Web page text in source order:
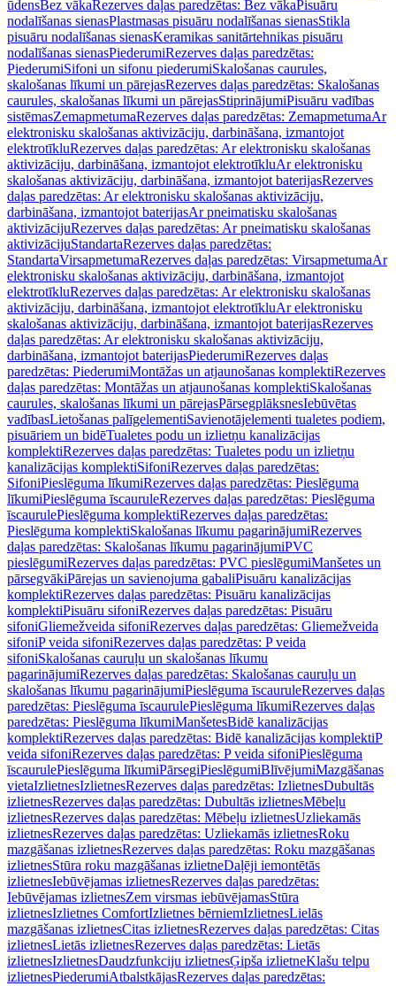
ūdensBez vākaRezerves daļas paredzētas: Bez vākaPisuāru
nodalīšanas sienasPlastmasas pisuāru nodalīšanas sienasStikla
pisuāru nodalīšanas sienasKeramikas sanitārtehnikas pisuāru
nodalīšanas sienasPiederumiRezerves daļas paredzētas:
PiederumiSifoni un sifonu piederumiSkalošanas caurules,
skalošanas līkumi un pārejasRezerves daļas paredzētas: Skalošanas
caurules, skalošanas līkumi un pārejasStiprinājumiPisuāru vadības
sistēmasZemapmetumaRezerves daļas paredzētas: ZemapmetumaAr
elektronisku skalošanas aktivizāciju, darbināšana, izmantojot
elektrotīkluRezerves daļas paredzētas: Ar elektronisku skalošanas
aktivizāciju, darbināšana, izmantojot elektrotīkluAr elektronisku
skalošanas aktivizāciju, darbināšana, izmantojot baterijasRezerves
daļas paredzētas: Ar elektronisku skalošanas aktivizāciju,
darbināšana, izmantojot baterijasAr pneimatisku skalošanas
aktivizācijuRezerves daļas paredzētas: Ar pneimatisku skalošanas
aktivizācijuStandartaRezerves daļas paredzētas:
StandartaVirsapmetumaRezerves daļas paredzētas: VirsapmetumaAr
elektronisku skalošanas aktivizāciju, darbināšana, izmantojot
elektrotīkluRezerves daļas paredzētas: Ar elektronisku skalošanas
aktivizāciju, darbināšana, izmantojot elektrotīkluAr elektronisku
skalošanas aktivizāciju, darbināšana, izmantojot baterijasRezerves
daļas paredzētas: Ar elektronisku skalošanas aktivizāciju,
darbināšana, izmantojot baterijasPiederumiRezerves daļas
paredzētas: PiederumiMontāžas un atjaunošanas komplektiRezerves
daļas paredzētas: Montāžas un atjaunošanas komplektiSkalošanas
caurules, skalošanas līkumi un pārejasPārsegplāksnesIebūvētas
vadībasLietošanas palīgelementiSavienotājelementi tualetes podiem,
pisuāriem un bidēTualetes podu un izlietņu kanalizācijas
komplektiRezerves daļas paredzētas: Tualetes podu un izlietņu
kanalizācijas komplektiSifoniRezerves daļas paredzētas:
SifoniPieslēguma līkumiRezerves daļas paredzētas: Pieslēguma
līkumiPieslēguma īscauruleRezerves daļas paredzētas: Pieslēguma
īscaurulePieslēguma komplektiRezerves daļas paredzētas:
Pieslēguma komplektiSkalošanas līkumu pagarinājumiRezerves
daļas paredzētas: Skalošanas līkumu pagarinājumiPVC
pieslēgumiRezerves daļas paredzētas: PVC pieslēgumiManšetes un
pārsegvākiPārejas un savienojuma gabaliPisuāru kanalizācijas
komplektiRezerves daļas paredzētas: Pisuāru kanalizācijas
komplektiPisuāru sifoniRezerves daļas paredzētas: Pisuāru
sifoniGliemežveida sifoniRezerves daļas paredzētas: Gliemežveida
sifoniP veida sifoniRezerves daļas paredzētas: P veida
sifoniSkalošanas cauruļu un skalošanas līkumu
pagarinājumiRezerves daļas paredzētas: Skalošanas cauruļu un
skalošanas līkumu pagarinājumiPieslēguma īscauruleRezerves daļas
paredzētas: Pieslēguma īscaurulePieslēguma līkumiRezerves daļas
paredzētas: Pieslēguma līkumiManšetesBidē kanalizācijas
komplektiRezerves daļas paredzētas: Bidē kanalizācijas komplektiP
veida sifoniRezerves daļas paredzētas: P veida sifoniPieslēguma
īscaurulePieslēguma līkumiPārsegiPieslēgumiBlīvējumiMazgāšanas
vietaIzlietnesIzlietnesRezerves daļas paredzētas: IzlietnesDubultās
izlietnesRezerves daļas paredzētas: Dubultās izlietnesMēbeļu
izlietnesRezerves daļas paredzētas: Mēbeļu izlietnesUzliekamās
izlietnesRezerves daļas paredzētas: Uzliekamās izlietnesRoku
mazgāšanas izlietnesRezerves daļas paredzētas: Roku mazgāšanas
izlietnesStūra roku mazgāšanas izlietneDaļēji iemontētās
izlietnesIebūvējamas izlietnesRezerves daļas paredzētas:
Iebūvējamas izlietnesZem virsmas iebūvējamasStūra
izlietnesIzlietnes ComfortIzlietnes bērniemIzlietnesLielās
mazgāšanas izlietnesCitas izlietnesRezerves daļas paredzētas: Citas
izlietnesLietās izlietnesRezerves daļas paredzētas: Lietās
izlietnesIzlietnesDaudzfunkciju izlietnesĢipša izlietneKlašu telpu
izlietnesPiederumiAtbalstkājasRezerves daļas paredzētas: